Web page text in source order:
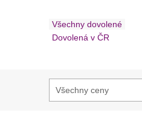
Všechny dovolené
Dovolená v ČR
Všechny ceny